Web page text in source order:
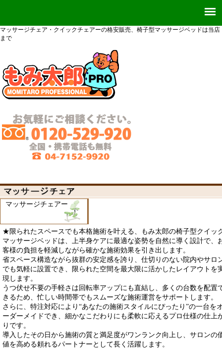
マッサージチェア・クイックチェアーの格安販売、椅子型マッサージベッドは当店
まで
マッサージチェアー
★限られたスペースでも本格施術を叶える、もみ太郎の椅子型クイッ
マッサージベッドは、上半身ケアに最適な姿勢を自然に導く設計で、
客様の負担を軽減しながら確かな施術効果を引き出します。
省スペース構造ながら抜群の安定感を誇り、仕切りのない院内やサロ
でも気軽に設置でき、限られた空間を最大限に活かしたレイアウトを
現します。
うつ伏せ不要の手軽さは回転率アップにも直結し、多くの台数を配置
きるため、忙しい時間帯でもスムーズな施術運営をサポートします。
さらに、特注対応により“あなたの施術スタイルにぴったり”の一台を
ーダーメイドでき、細かなこだわりにも柔軟に応えるプロ仕様の仕上
りです。
導入したその日から施術の質と満足度がワンランク向上し、サロンの
値を高める頼れるパートナーとして長く活躍します。